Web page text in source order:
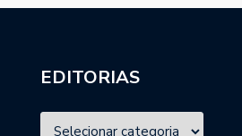
EDITORIAS